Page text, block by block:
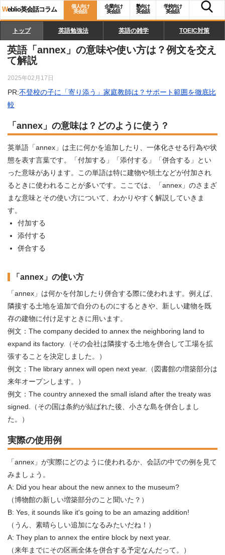
Weblio英会話コラム
個人向け
英会話
企業向け
英会話
塾向け
英会話
学校向け
英会話
トップ 英語勉強法 英語の雑学 TOEIC対策
英語「annex」の意味や使い方は？例文を交え
て解説
2025年02月17日
PR:不登校の子に「寄り添う」家庭教師は？サポート範囲を徹底比
較
「annex」の意味は？どのように使う？
英単語「annex」は主に何かを追加したり、一体化させる行為や状
態を表す言葉です。「付加する」「添付する」「併合する」とい
った意味があります。この単語は特に建物や領土などが付加され
るときに使われることが多いです。ここでは、「annex」のさまざ
まな意味とその使い方について、わかりやすく解説していきま
す。
付加する
添付する
併合する
「annex」の使い方
「annex」は何かを付加したり併合する際に使われます。例えば、
隣接する土地を追加で自分のものにするときや、新しい建物を既
存の建物に付け足すときに用います。
例文：The company decided to annex the neighboring land to
expand its factory.（その会社は隣接する土地を併合して工場を拡
張することを決定しました。）
例文：The library annex will open next year.（図書館の増築部分は
来年オープンします。）
例文：The country annexed the small island after the treaty was
signed.（その国は条約が結ばれた後、小さな島を併合しまし
た。）
実際の使用例
「annex」が実際にどのように使われるか、会話の中での例を見て
みましょう。
A: Did you hear about the new annex to the museum?
（博物館の新しい増築部分のこと聞いた？）
B: Yes, it sounds like it's going to be an amazing addition!
（うん、素晴らしい追加になるみたいだね！）
A: They plan to annex the entire block by next year.
（来年までにその区画全体を併合する予定なんだって。）